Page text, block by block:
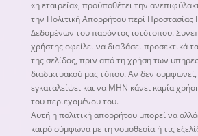
«η εταιρεία», προϋποθέτει την
την Πολιτική Απορρήτου περί
Δεδομένων του παρόντος ιστότοπου.
χρήστης οφείλει να διαβάσει προσεκτικά
της σελίδας, πριν από τη χρήση των
διαδικτυακού μας τόπου. Αν δεν
εγκαταλείψει και να ΜΗΝ κάνει καμία
του περιεχομένου του.
Αυτή η πολιτική απορρήτου μπορεί να
καιρό σύμφωνα με τη νομοθεσία ή τις